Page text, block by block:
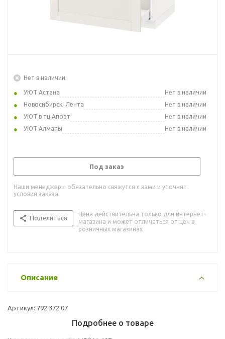
Нет в наличии
УЮТ Астана
Нет в наличии
Новосибирск, Лента
Нет в наличии
УЮТ в тц Апорт
Нет в наличии
УЮТ Алматы
Нет в наличии
Под заказ
Наши менеджеры обязательно свяжутся с вами и уточнят
условия заказа
Поделиться
Цена действительна только для интернет-
магазина и может отличаться от цен в
розничных магазинах
Описание
Артикул: 792.372.07
Подробнее о товаре